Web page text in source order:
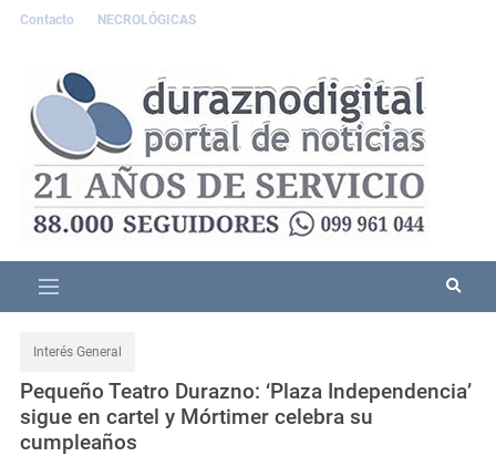
Contacto NECROLÓGICAS
Interés General
Pequeño Teatro Durazno: ‘Plaza Independencia’
sigue en cartel y Mórtimer celebra su
cumpleaños